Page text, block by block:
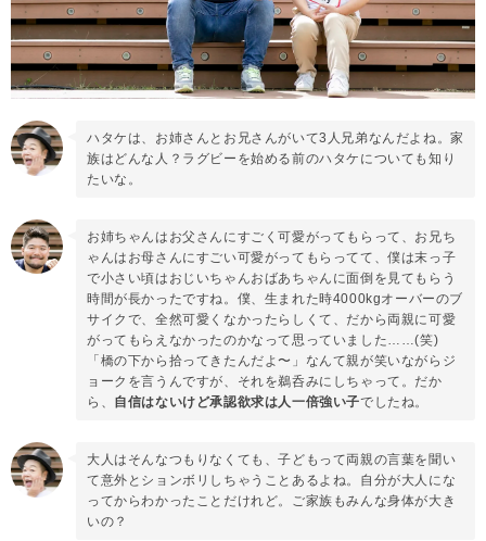
ハタケは、お姉さんとお兄さんがいて3人兄弟なんだよね。家
族はどんな人？ラグビーを始める前のハタケについても知り
たいな。
お姉ちゃんはお父さんにすごく可愛がってもらって、お兄ち
ゃんはお母さんにすごい可愛がってもらってて、僕は末っ子
で小さい頃はおじいちゃんおばあちゃんに面倒を見てもらう
時間が長かったですね。僕、生まれた時4000kgオーバーのブ
サイクで、全然可愛くなかったらしくて、だから両親に可愛
がってもらえなかったのかなって思っていました……(笑)
「橋の下から拾ってきたんだよ〜」なんて親が笑いながらジ
ョークを言うんですが、それを鵜呑みにしちゃって。だか
ら、 自信はないけど承認欲求は人一倍強い子でしたね。
大人はそんなつもりなくても、子どもって両親の言葉を聞い
て意外とションボリしちゃうことあるよね。自分が大人にな
ってからわかったことだけれど。ご家族もみんな身体が大き
いの？